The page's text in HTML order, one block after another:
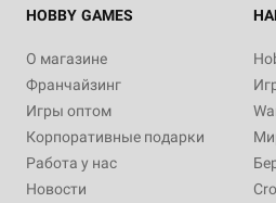
HOBBY GAMES
О магазине
Франчайзинг
Игры оптом
Корпоративные подарки
Работа у нас
Новости